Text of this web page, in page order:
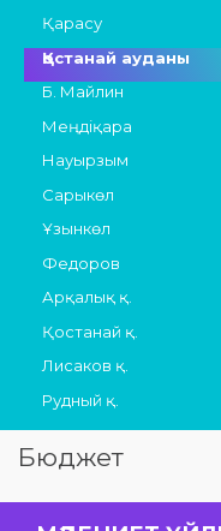
Қарасу
Қостанай ауданы
Б. Майлин
Меңдіқара
Науырзым
Сарыкөл
Ұзынкөл
Федоров
Арқалық қ.
Қостанай қ.
Лисаков қ.
Рудный қ.
Бюджет